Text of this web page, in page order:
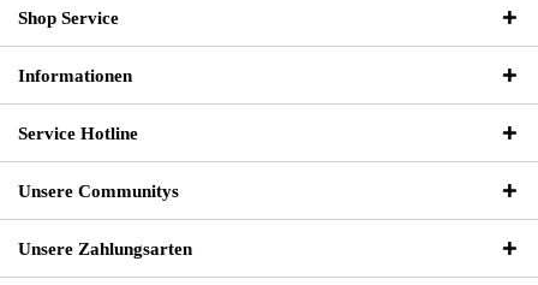
Shop Service
Informationen
Service Hotline
Unsere Communitys
Unsere Zahlungsarten